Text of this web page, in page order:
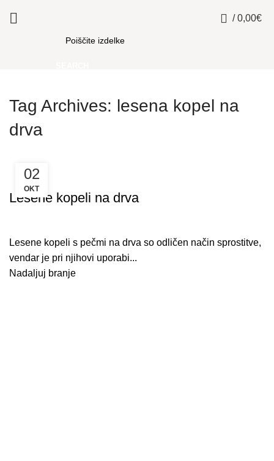
/ 0,00€
Tag Archives: lesena kopel na
drva
02
OKT
WELLNESS
Lesene kopeli na drva
Lesene kopeli s pečmi na drva so odličen način sprostitve,
vendar je pri njihovi uporabi...
Nadaljuj branje